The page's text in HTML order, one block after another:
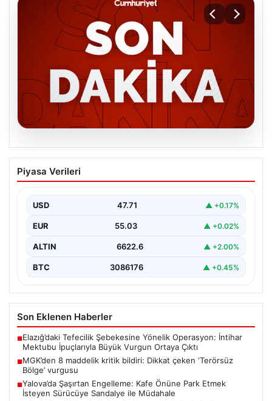
06.08.2026
MGK’den 8 maddelik kritik bildiri: Dikkat
çeken ‘Terörsüz Bölge’ vurgusu
Piyasa Verileri
USD 47.71 ▲ +0.17%
EUR 55.03 ▲ +0.02%
ALTIN 6622.6 ▲ +2.00%
BTC 3086176 ▲ +0.45%
Son Eklenen Haberler
■Elazığ’daki Tefecilik Şebekesine Yönelik Operasyon: İntihar
Mektubu İpuçlarıyla Büyük Vurgun Ortaya Çıktı
■MGK’den 8 maddelik kritik bildiri: Dikkat çeken ‘Terörsüz
Bölge’ vurgusu
■Yalova’da Şaşırtan Engelleme: Kafe Önüne Park Etmek
İsteyen Sürücüye Sandalye ile Müdahale